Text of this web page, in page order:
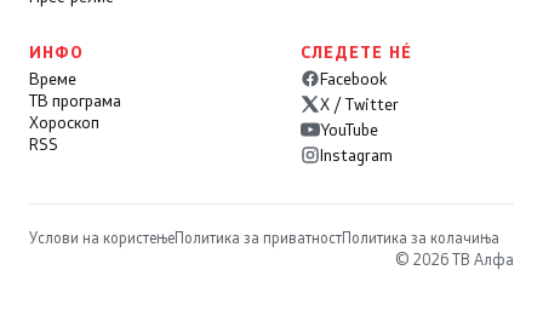
ИНФО
Време
ТВ програма
Хороскоп
RSS
СЛЕДЕТЕ НÉ
Facebook
X / Twitter
YouTube
Instagram
Услови на користењеПолитика за приватностПолитика за колачиња
© 2026 ТВ Алфа